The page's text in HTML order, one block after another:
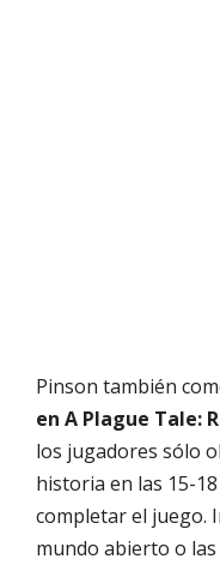
Pinson también
en A Plague Tale:
los jugadores sólo
historia en las 15-
completar el juego.
mundo abierto o